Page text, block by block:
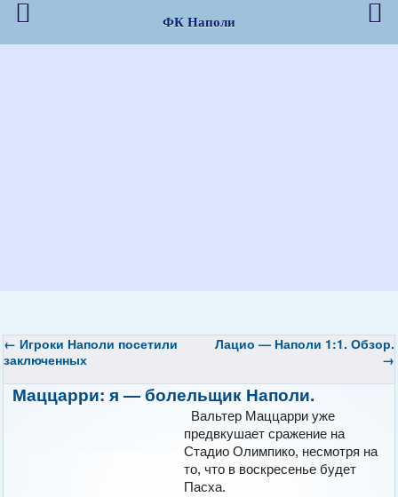
← Игроки Наполи посетили
заключенных
Лацио — Наполи 1:1. Обзор.
→
Маццарри: я — болельщик Наполи.
Вальтер Маццарри уже
предвкушает сражение на
Стадио Олимпико, несмотря на
то, что в воскресенье будет
Пасха.
ФК Наполи